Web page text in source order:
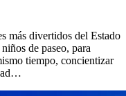
más divertidos del Estado
de paseo, para
tiempo, concientizar